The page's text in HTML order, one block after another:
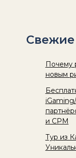
Свежие
Почему
новым
и CPM
Тур из